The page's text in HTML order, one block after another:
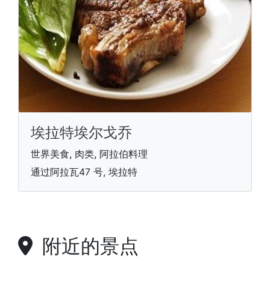
埃拉特埃尔戈乔
世界美食, 肉类, 阿拉伯料理
通过阿拉瓦47 号, 埃拉特
附近的景点